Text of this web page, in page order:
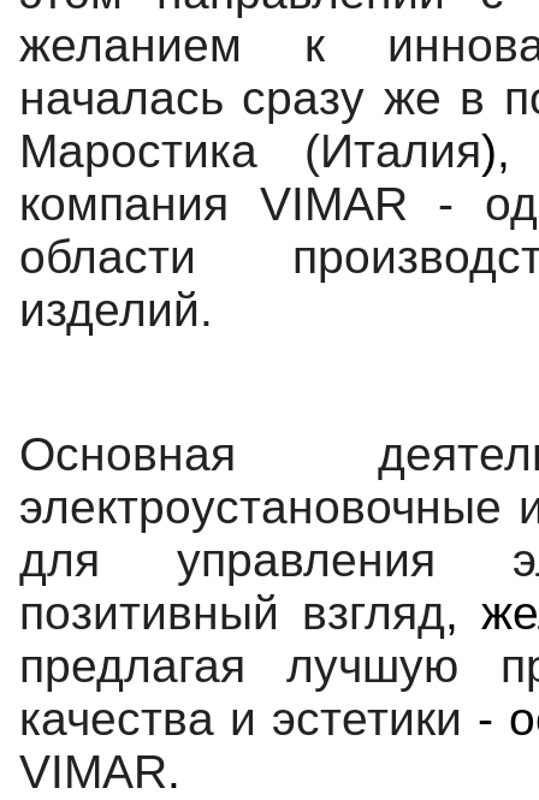
желанием
к
началась сразу же в
Маростика
(Италия),
компания VIMAR -
области
изделий.
Основная
для управления
позитивный взгляд,
предлагая лучшую
качества и эстетики -
VIMAR.